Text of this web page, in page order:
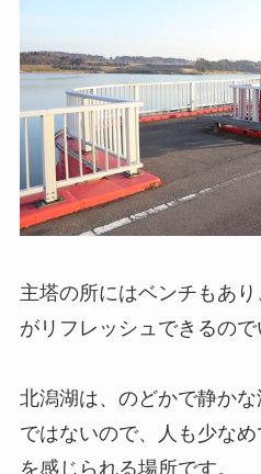
主塔の所にはベンチもあ
がリフレッシュできるので
北潟湖は、のどかで静か
ではないので、人も少な
を感じられる場所です。